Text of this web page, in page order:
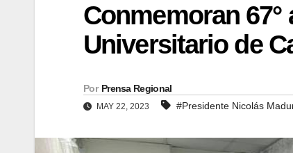
Conmemoran
Universitario de
Por Prensa Regional
MAY 22, 2023 #Presidente Nicolás